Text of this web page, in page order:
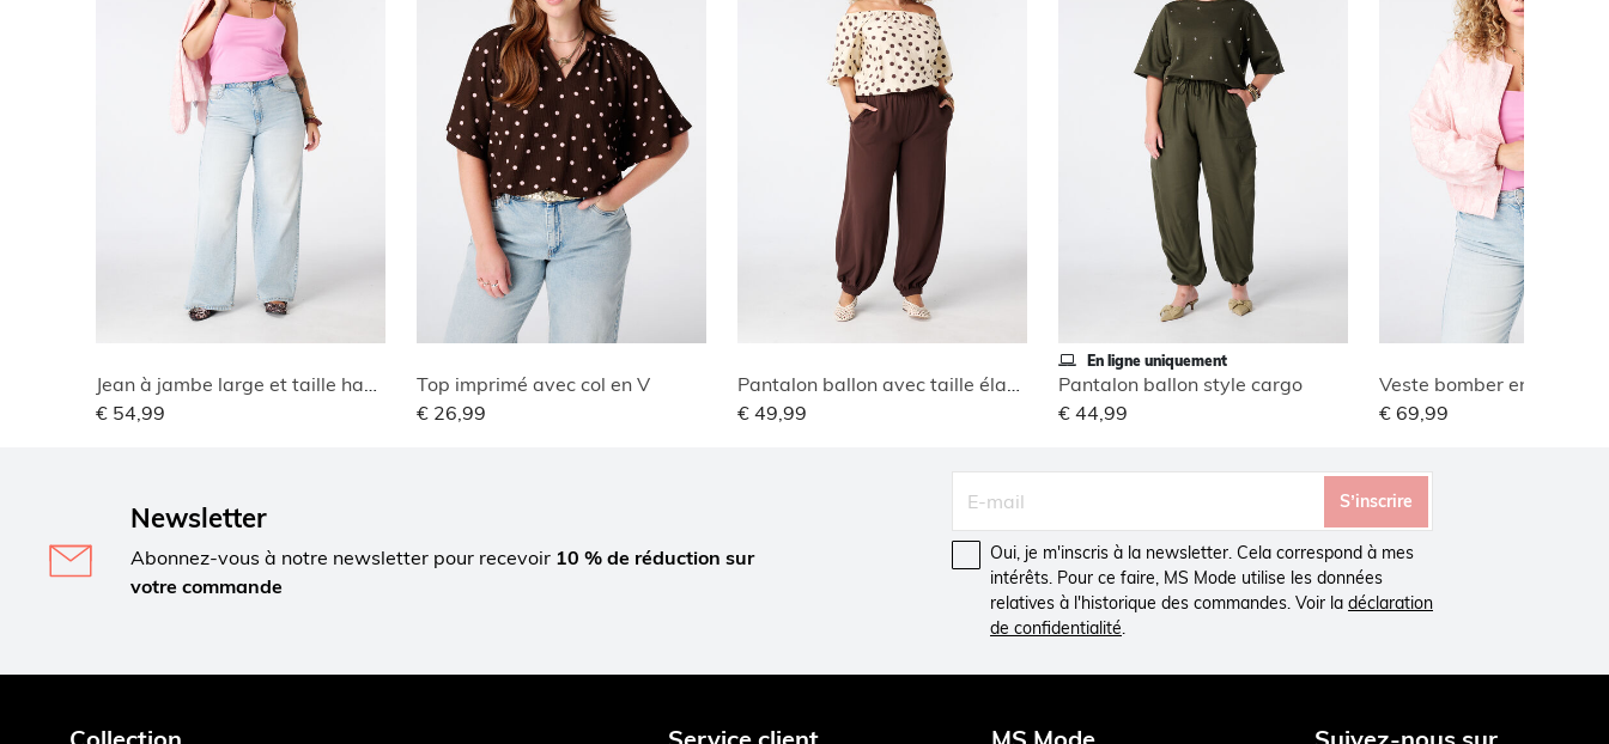
Jean à jambe large et taille haute
€ 54,99
Top imprimé avec col en V
€ 26,99
Pantalon ballon avec taille élastique
€ 49,99
En ligne uniquement
Pantalon ballon style cargo
€ 44,99
Veste bomber en
€ 69,99
Newsletter
Abonnez-vous à notre newsletter pour recevoir 10 % de réduction sur
votre commande
S’inscrire
Oui, je m'inscris à la newsletter. Cela correspond à mes
intérêts. Pour ce faire, MS Mode utilise les données
relatives à l'historique des commandes. Voir la déclaration
de confidentialité.